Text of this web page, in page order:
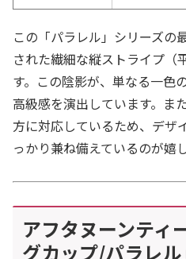
この「パラレル」シリーズの
された繊細な縦ストライプ（
す。この陰影が、単なる一色
高級感を演出しています。ま
方に対応しているため、デザ
っかり兼ね備えているのが嬉
アフタヌーンティ
グカップ/パラレ